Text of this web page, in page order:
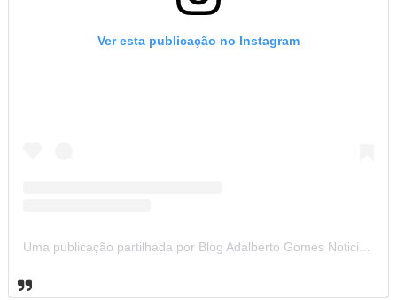
Ver esta publicação no Instagram
Uma publicação partilhada por Blog Adalberto Gomes Noticias (@blogadalbertogomesnoticiass)